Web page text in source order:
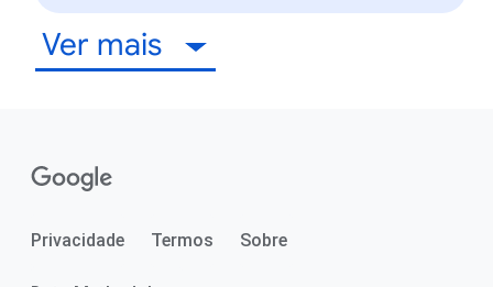
Ver mais
Privacidade Termos Sobre